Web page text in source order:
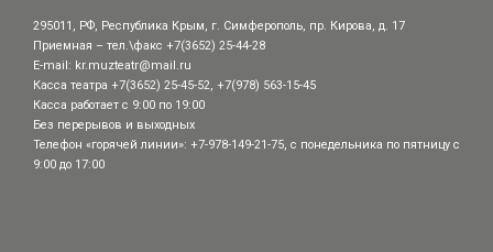
295011, РФ, Республика Крым, г. Симферополь, пр. Кирова, д. 17
Приемная – тел.\факс +7(3652) 25-44-28
E-mail: kr.muzteatr@mail.ru
Касса театра +7(3652) 25-45-52, +7(978) 563-15-45
Касса работает с 9:00 по 19:00
Без перерывов и выходных
Телефон «горячей линии»: +7-978-149-21-75, с понедельника по пятницу с
9:00 до 17:00